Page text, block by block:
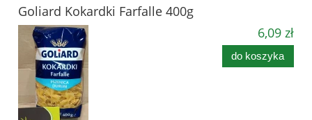
Goliard Kokardki Farfalle 400g
6,09 zł
do koszyka